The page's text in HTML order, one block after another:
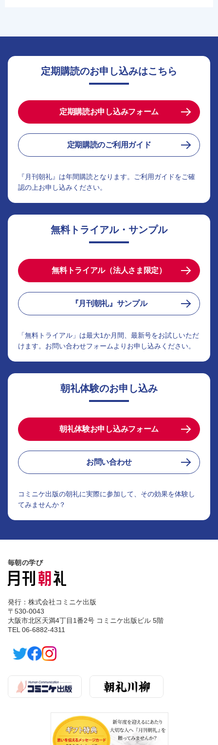
定期購読のお申し込みはこちら
定期購読お申し込みフォーム
定期購読のご利用ガイド
『月刊朝礼』は年間購読となります。ご利用ガイドをご確
認の上お申し込みください。
無料トライアル・サンプル
無料トライアル（法人さま限定）
『月刊朝礼』サンプル
「無料トライアル」は最大1か月間、最新号をお試しいただ
けます。お問い合わせフォームよりお申し込みください。
朝礼体験のお申し込み
朝礼体験お申し込みフォーム
お問い合わせ
コミニケ出版の朝礼に実際に参加して、その効果を体験し
てみませんか？
毎朝の学び
発行：株式会社コミニケ出版
〒530-0043
大阪市北区天満4丁目1番2号 コミニケ出版ビル 5階
TEL 06-6882-4311